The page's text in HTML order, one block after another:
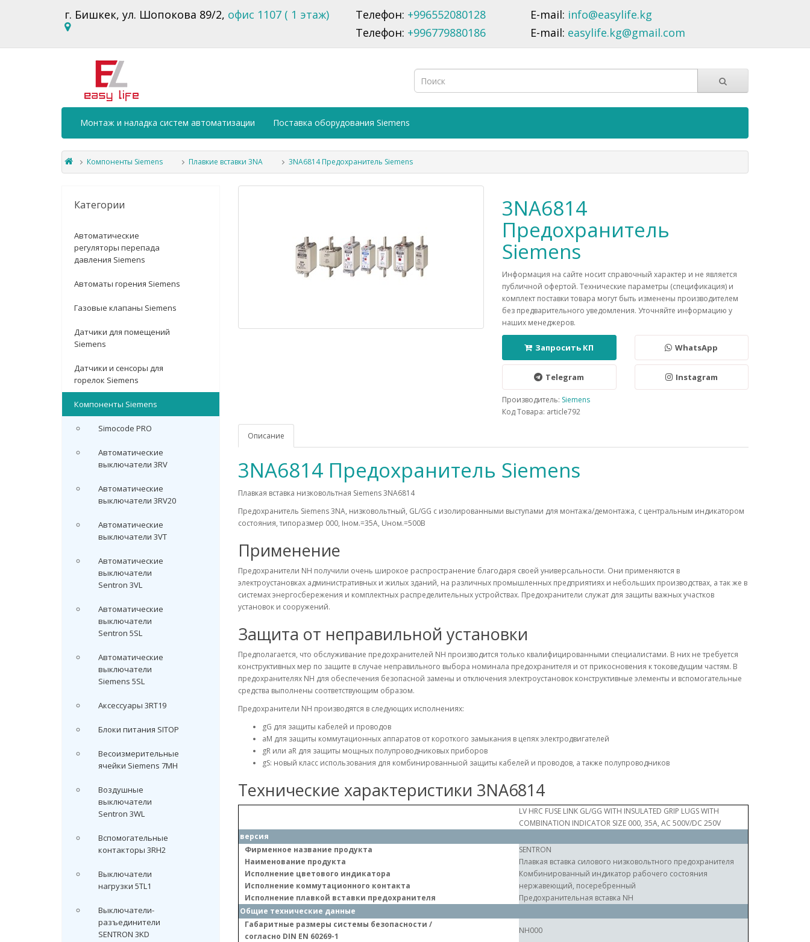
г. Бишкек, ул. Шопокова 89/2, офис 1107 ( 1 этаж) Телефон: +996552080128
Телефон: +996779880186
E-mail: info@easylife.kg
E-mail: easylife.kg@gmail.com
Монтаж и наладка систем автоматизации Поставка оборудования Siemens
Компоненты Siemens Плавкие вставки 3NA 3NA6814 Предохранитель Siemens
Категории
Автоматические
регуляторы перепада
давления Siemens
Автоматы горения Siemens
Газовые клапаны Siemens
Датчики для помещений
Siemens
Датчики и сенсоры для
горелок Siemens
Компоненты Siemens
Simocode PRO
Автоматические
выключатели 3RV
Автоматические
выключатели 3RV20
Автоматические
выключатели 3VT
Автоматические
выключатели
Sentron 3VL
Автоматические
выключатели
Sentron 5SL
Автоматические
выключатели
Siemens 5SL
Аксессуары 3RT19
Блоки питания SITOP
Весоизмерительные
ячейки Siemens 7MH
Воздушные
выключатели
Sentron 3WL
Вспомогательные
контакторы 3RH2
Выключатели
нагрузки 5TL1
Выключатели-
разъединители
SENTRON 3KD
3NA6814
Предохранитель
Siemens
Информация на сайте носит справочный характер и не является
публичной офертой. Технические параметры (спецификация) и
комплект поставки товара могут быть изменены производителем
без предварительного уведомления. Уточняйте информацию у
наших менеджеров.
Запросить КП WhatsApp
Telegram Instagram
Производитель: Siemens
Код Товара: article792
Описание
3NA6814 Предохранитель Siemens
Плавкая вставка низковольтная Siemens 3NA6814
Предохранитель Siemens 3NA, низковольтный, GL/GG c изолированными выступами для монтажа/демонтажа, с центральным индикатором
состояния, типоразмер 000, Iном.=35A, Uном.=500В
Применение
Предохранители NH получили очень широкое распространение благодаря своей универсальности. Они применяются в
электроустановках административных и жилых зданий, на различных промышленных предприятиях и небольших производствах, а так же в
системах энергосбережения и комплектных распределительных устройствах. Предохранители служат для защиты важных участков
установок и сооружений.
Защита от неправильной установки
Предполагается, что обслуживание предохранителей NH производится только квалифицированными специалистами. В них не требуется
конструктивных мер по защите в случае неправильного выбора номинала предохранителя и от прикосновения к токоведущим частям. В
предохранителях NH для обеспечения безопасной замены и отключения электроустановок конструктивные элементы и вспомогательные
средства выполнены соответствующим образом.
Предохранители NH производятся в следующих исполнениях:
gG для защиты кабелей и проводов
aM для защиты коммутационных аппаратов от короткого замыкания в цепях электродвигателей
gR или aR для защиты мощных полупроводниковых приборов
gS: новый класс использования для комбинированныой защиты кабелей и проводов, а также полупроводников
Технические характеристики 3NA6814
LV HRC FUSE LINK GL/GG WITH INSULATED GRIP LUGS WITH
COMBINATION INDICATOR SIZE 000, 35A, AC 500V/DC 250V
версия
Фирменное название продукта
SENTRON
Наименование продукта
Плавкая вставка силового низковольтного предохранителя
Исполнение цветового индикатора
Комбинированный индикатор рабочего состояния
Исполнение коммутационного контакта
нержавеющий, посеребренный
Исполнение плавкой вставки предохранителя
Предохранительная вставка NH
Общие технические данные
Габаритные размеры системы безопасности /
согласно DIN EN 60269-1
NH000